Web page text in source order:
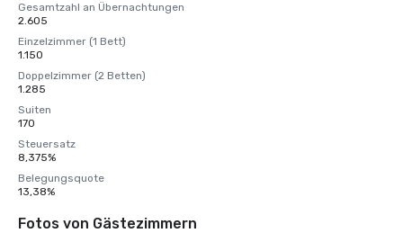
Gesamtzahl an Übernachtungen
2.605
Einzelzimmer (1 Bett)
1.150
Doppelzimmer (2 Betten)
1.285
Suiten
170
Steuersatz
8,375%
Belegungsquote
13,38%
Fotos von Gästezimmern